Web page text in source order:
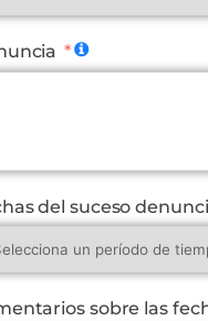
del suceso
sobre las